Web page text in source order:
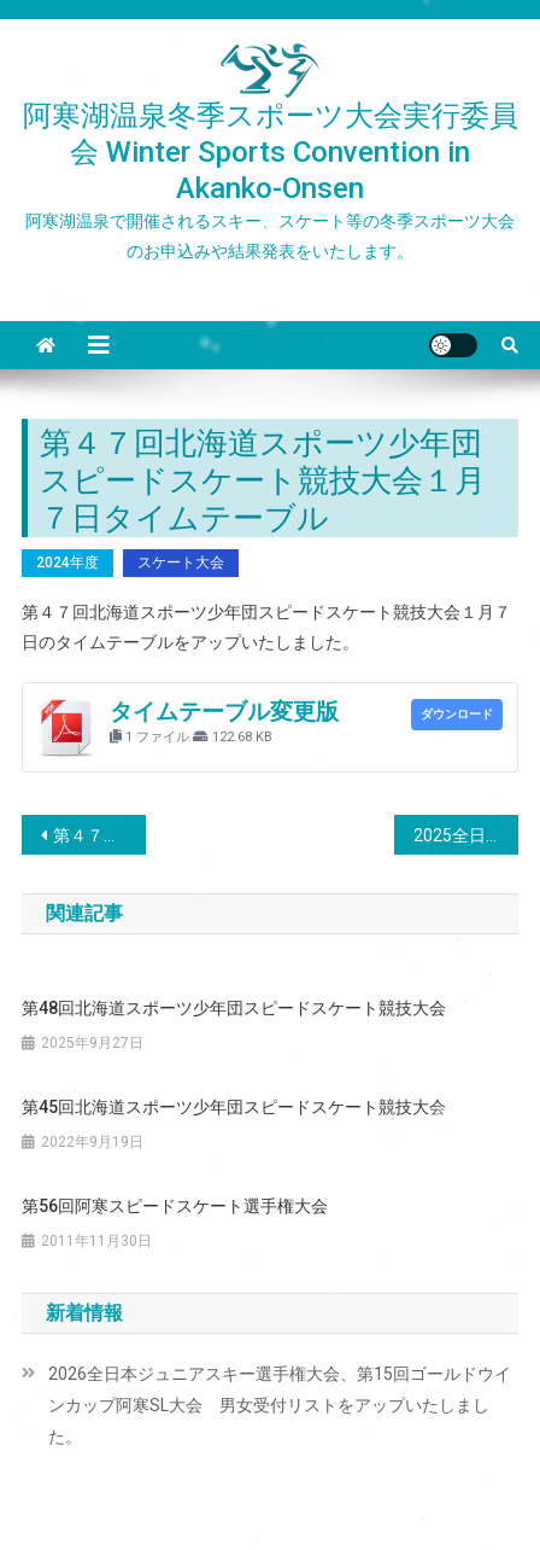
阿寒湖温泉冬季スポーツ大会実行委員
会 Winter Sports Convention in
Akanko-Onsen
阿寒湖温泉で開催されるスキー、スケート等の冬季スポーツ大会
のお申込みや結果発表をいたします。
第４７回北海道スポーツ少年団
スピードスケート競技大会１月
７日タイムテーブル
2024年度 スケート大会
第４７回北海道スポーツ少年団スピードスケート競技大会１月７
日のタイムテーブルをアップいたしました。
タイムテーブル変更版
1 ファイル 122.68 KB
ダウンロード
投
稿
ナ
ゲ
シ
ン
第４７回北海道スポーツ少年団スピードスケート競技大会
関連記事
第48回北海道スポーツ少年団スピードスケート競技大会
2025年9月27日
第45回北海道スポーツ少年団スピードスケート競技大会
2022年9月19日
第56回阿寒スピードスケート選手権大会
2011年11月30日
新着情報
2026全日本ジュニアスキー選手権大会、第15回ゴールドウイ
ンカップ阿寒SL大会 男女受付リストをアップいたしまし
た。